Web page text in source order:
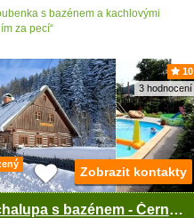
s bazénem a kachlovými
za pecí“
10
3 hodnocení
Roubená chalupa s bazénem - Černá hora - Krkonoše
Zobrazit kontakty